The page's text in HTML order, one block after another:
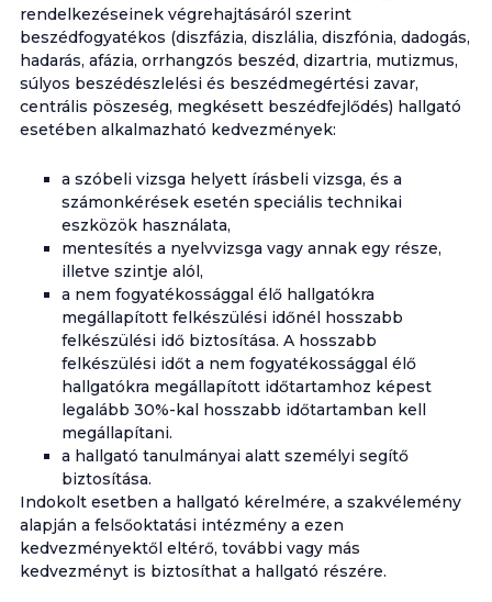
rendelkezéseinek végrehajtásáról szerint
beszédfogyatékos (diszfázia, diszlália, diszfónia, dadogás,
hadarás, afázia, orrhangzós beszéd, dizartria, mutizmus,
súlyos beszédészlelési és beszédmegértési zavar,
centrális pöszeség, megkésett beszédfejlődés) hallgató
esetében alkalmazható kedvezmények:
a szóbeli vizsga helyett írásbeli vizsga, és a
számonkérések esetén speciális technikai
eszközök használata,
mentesítés a nyelvvizsga vagy annak egy része,
illetve szintje alól,
a nem fogyatékossággal élő hallgatókra
megállapított felkészülési időnél hosszabb
felkészülési idő biztosítása. A hosszabb
felkészülési időt a nem fogyatékossággal élő
hallgatókra megállapított időtartamhoz képest
legalább 30%-kal hosszabb időtartamban kell
megállapítani.
a hallgató tanulmányai alatt személyi segítő
biztosítása.
Indokolt esetben a hallgató kérelmére, a szakvélemény
alapján a felsőoktatási intézmény a ezen
kedvezményektől eltérő, további vagy más
kedvezményt is biztosíthat a hallgató részére.